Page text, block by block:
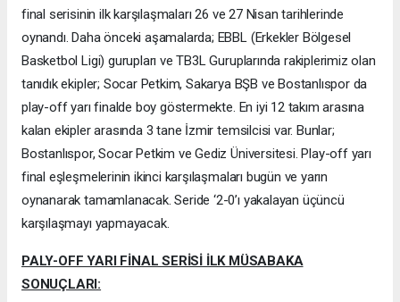
final serisinin ilk karşılaşmaları 26 ve 27 Nisan tarihlerinde
oynandı. Daha önceki aşamalarda; EBBL (Erkekler Bölgesel
Basketbol Ligi) gurupları ve TB3L Guruplarında rakiplerimiz olan
tanıdık ekipler; Socar Petkim, Sakarya BŞB ve Bostanlıspor da
play-off yarı finalde boy göstermekte. En iyi 12 takım arasına
kalan ekipler arasında 3 tane İzmir temsilcisi var. Bunlar;
Bostanlıspor, Socar Petkim ve Gediz Üniversitesi. Play-off yarı
final eşleşmelerinin ikinci karşılaşmaları bugün ve yarın
oynanarak tamamlanacak. Seride ‘2-0’ı yakalayan üçüncü
karşılaşmayı yapmayacak.
PALY-OFF YARI FİNAL SERİSİ İLK MÜSABAKA
SONUÇLARI: